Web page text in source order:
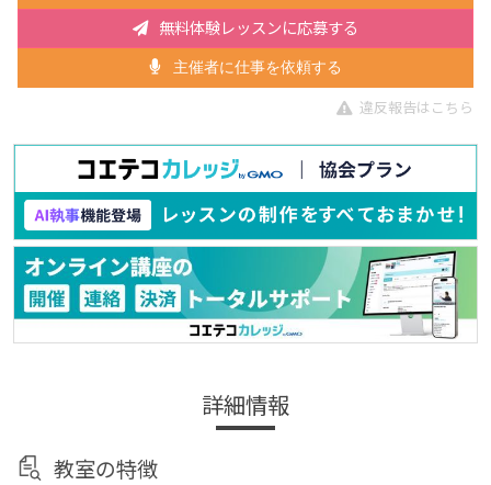
無料体験レッスンに応募する
主催者に仕事を依頼する
違反報告はこちら
詳細情報
教室の特徴